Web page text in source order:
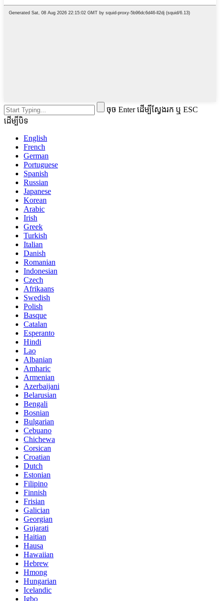
ចុច Enter ដើម្បីស្វែងរក ឬ ESC
ដើម្បីបិទ
English
French
German
Portuguese
Spanish
Russian
Japanese
Korean
Arabic
Irish
Greek
Turkish
Italian
Danish
Romanian
Indonesian
Czech
Afrikaans
Swedish
Polish
Basque
Catalan
Esperanto
Hindi
Lao
Albanian
Amharic
Armenian
Azerbaijani
Belarusian
Bengali
Bosnian
Bulgarian
Cebuano
Chichewa
Corsican
Croatian
Dutch
Estonian
Filipino
Finnish
Frisian
Galician
Georgian
Gujarati
Haitian
Hausa
Hawaiian
Hebrew
Hmong
Hungarian
Icelandic
Igbo